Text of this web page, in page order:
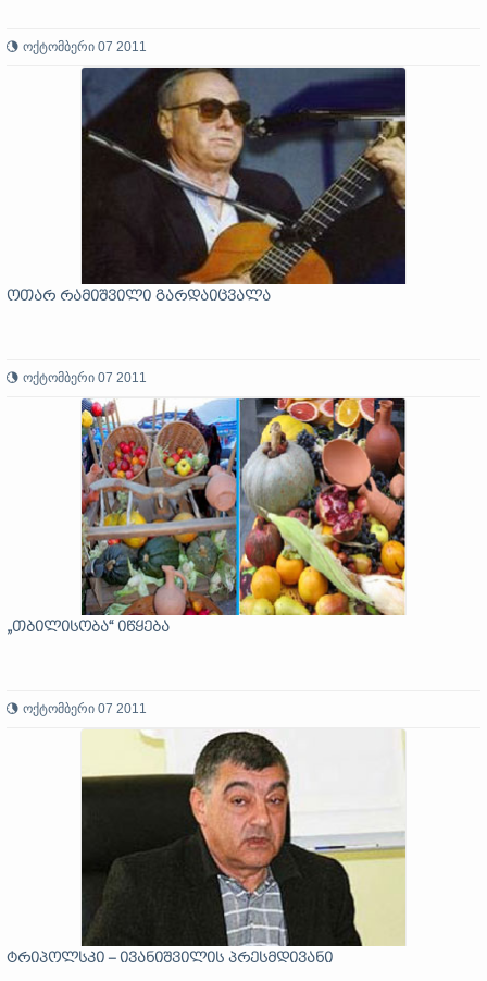
ოქტომბერი 07 2011
ოთარ რამიშვილი გარდაიცვალა
ოქტომბერი 07 2011
„თბილისობა“ იწყება
ოქტომბერი 07 2011
ტრიპოლსკი – ივანიშვილის პრესმდივანი